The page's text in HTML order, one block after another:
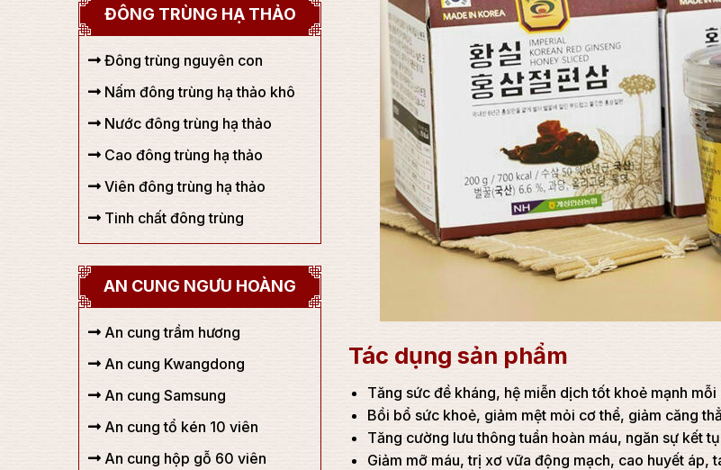
ĐÔNG TRÙNG HẠ THẢO
Đông trùng nguyên con
Nấm đông trùng hạ thảo khô
Nước đông trùng hạ thảo
Cao đông trùng hạ thảo
Viên đông trùng hạ thảo
Tinh chất đông trùng
AN CUNG NGƯU HOÀNG
An cung trầm hương
An cung Kwangdong
An cung Samsung
An cung tổ kén 10 viên
An cung hộp gỗ 60 viên
Tác dụng sản phẩm
Tăng sức đề kháng, hệ miễn dịch tốt khoẻ mạnh
Bồi bổ sức khoẻ, giảm mệt mỏi cơ thể, giảm căng
Tăng cường lưu thông tuần hoàn máu, ngăn sự kết
Giảm mỡ máu, trị xơ vữa động mạch, cao huyết áp,